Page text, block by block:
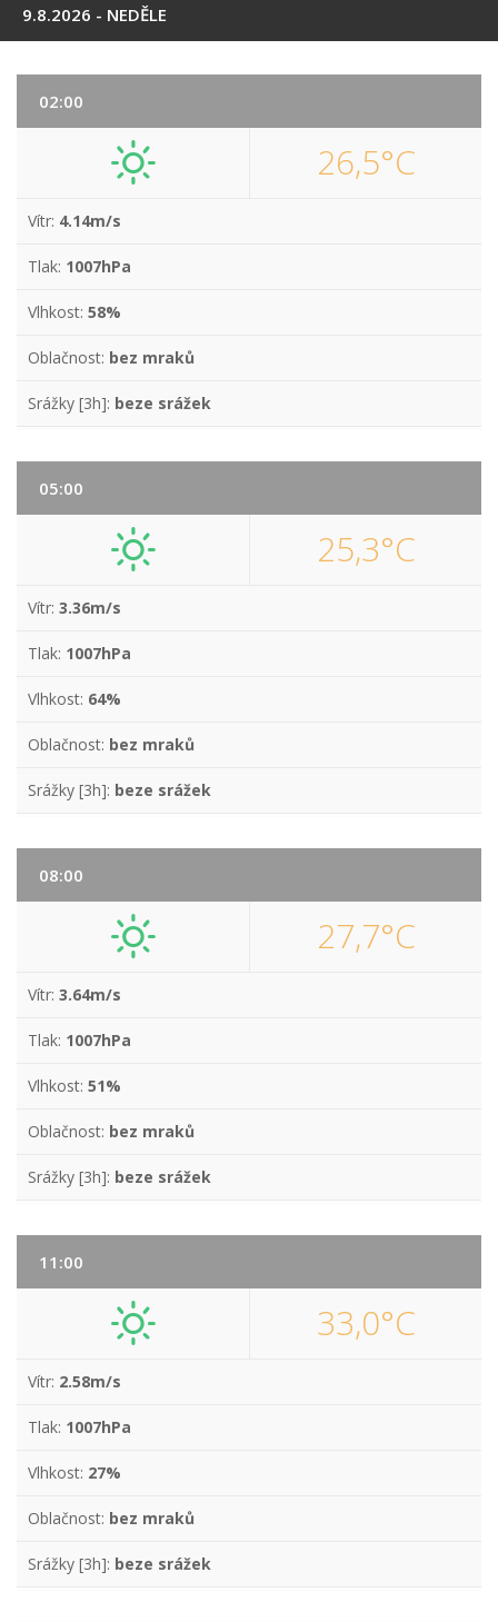
9.8.2026 - NEDĚLE
02:00
26,5°C
Vítr: 4.14m/s
Tlak: 1007hPa
Vlhkost: 58%
Oblačnost: bez mraků
Srážky [3h]: beze srážek
05:00
25,3°C
Vítr: 3.36m/s
Tlak: 1007hPa
Vlhkost: 64%
Oblačnost: bez mraků
Srážky [3h]: beze srážek
08:00
27,7°C
Vítr: 3.64m/s
Tlak: 1007hPa
Vlhkost: 51%
Oblačnost: bez mraků
Srážky [3h]: beze srážek
11:00
33,0°C
Vítr: 2.58m/s
Tlak: 1007hPa
Vlhkost: 27%
Oblačnost: bez mraků
Srážky [3h]: beze srážek